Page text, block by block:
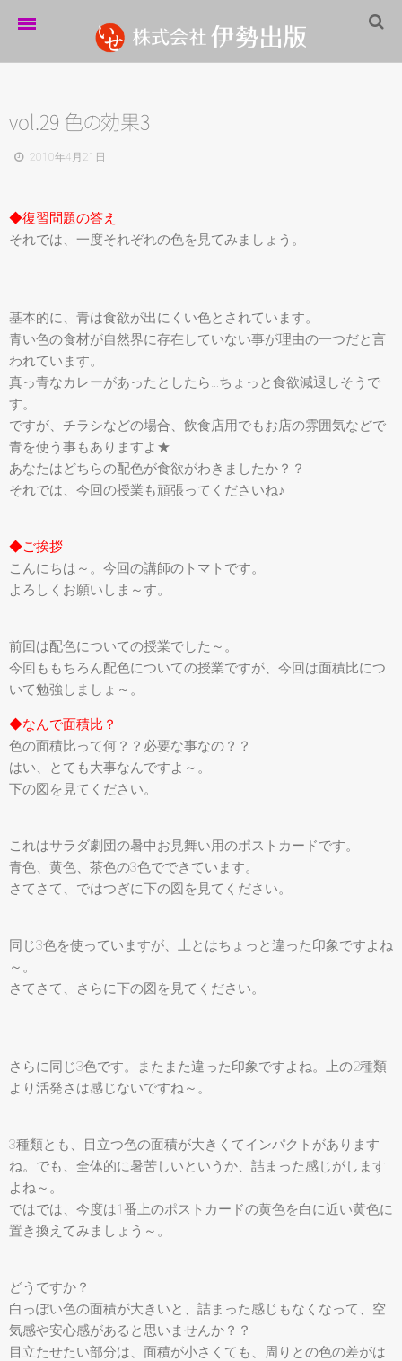
伊勢出版だより
営業案内
企業情報
お問い合わせ
サイトマップ
vol.29 色の効果3
2010年4月21日
◆復習問題の答え
それでは、一度それぞれの色を見てみましょう。
基本的に、青は食欲が出にくい色とされています。
青い色の食材が自然界に存在していない事が理由の一つだと言
われています。
真っ青なカレーがあったとしたら…ちょっと食欲減退しそうで
す。
ですが、チラシなどの場合、飲食店用でもお店の雰囲気などで
青を使う事もありますよ★
あなたはどちらの配色が食欲がわきましたか？？
それでは、今回の授業も頑張ってくださいね♪
◆ご挨拶
こんにちは～。今回の講師のトマトです。
よろしくお願いしま～す。
前回は配色についての授業でした～。
今回ももちろん配色についての授業ですが、今回は面積比につ
いて勉強しましょ～。
◆なんで面積比？
色の面積比って何？？必要な事なの？？
はい、とても大事なんですよ～。
下の図を見てください。
これはサラダ劇団の暑中お見舞い用のポストカードです。
青色、黄色、茶色の3色でできています。
さてさて、ではつぎに下の図を見てください。
同じ3色を使っていますが、上とはちょっと違った印象ですよね
～。
さてさて、さらに下の図を見てください。
さらに同じ3色です。またまた違った印象ですよね。上の2種類
より活発さは感じないですね～。
3種類とも、目立つ色の面積が大きくてインパクトがあります
ね。でも、全体的に暑苦しいというか、詰まった感じがします
よね～。
ではでは、今度は1番上のポストカードの黄色を白に近い黄色に
置き換えてみましょう～。
どうですか？
白っぽい色の面積が大きいと、詰まった感じもなくなって、空
気感や安心感があると思いませんか？？
目立たせたい部分は、面積が小さくても、周りとの色の差がは